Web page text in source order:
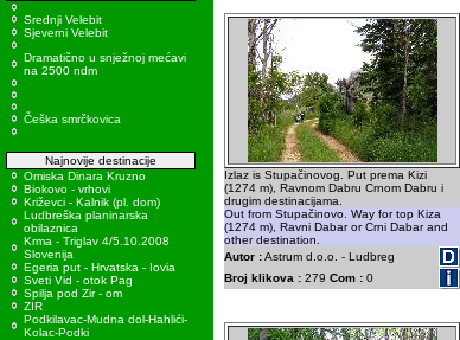
Srednji Velebit
Sjeverni Velebit
Dramatično u snježnoj mećavi
na 2500 ndm
Češka smrčkovica
Najnovije destinacije
Omiska Dinara Kruzno
Biokovo - vrhovi
Križevci - Kalnik (pl. dom)
Ludbreška planinarska
obilaznica
Krma - Triglav 4/5.10.2008
Slovenija
Egeria put - Hrvatska - Iovia
Sveti Vid - otok Pag
Spilja pod Zir - om
ZIR
Podkilavac-Mudna dol-Hahlići-
Kolac-Podki
Izlaz is Stupačinovog. Put prema Kizi
(1274 m), Ravnom Dabru Crnom Dabru i
drugim destinacijama.
Out from Stupačinovo. Way for top Kiza
(1274 m), Ravni Dabar or Crni Dabar and
other destination.
Autor :Astrum d.o.o. - Ludbreg
Broj klikova : 279 Com : 0